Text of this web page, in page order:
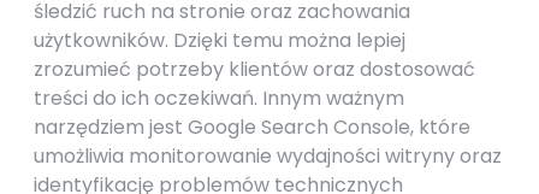
śledzić ruch na stronie oraz zachowania
użytkowników. Dzięki temu można lepiej
zrozumieć potrzeby klientów oraz dostosować
treści do ich oczekiwań. Innym ważnym
narzędziem jest Google Search Console, które
umożliwia monitorowanie wydajności witryny oraz
identyfikację problemów technicznych